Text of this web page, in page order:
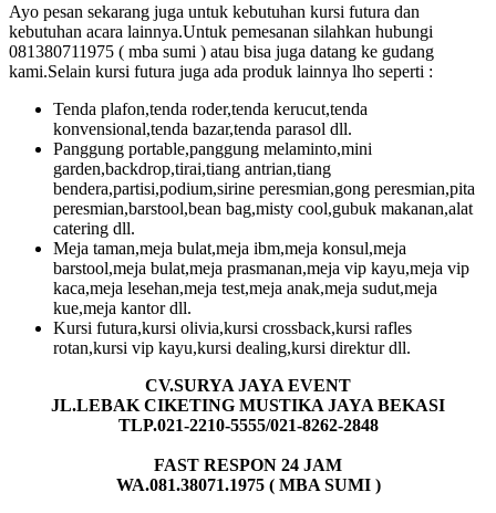
Ayo pesan sekarang juga untuk kebutuhan kursi futura dan
kebutuhan acara lainnya.Untuk pemesanan silahkan hubungi
081380711975 ( mba sumi ) atau bisa juga datang ke gudang
kami.Selain kursi futura juga ada produk lainnya lho seperti :
Tenda plafon,tenda roder,tenda kerucut,tenda
konvensional,tenda bazar,tenda parasol dll.
Panggung portable,panggung melaminto,mini
garden,backdrop,tirai,tiang antrian,tiang
bendera,partisi,podium,sirine peresmian,gong peresmian,pita
peresmian,barstool,bean bag,misty cool,gubuk makanan,alat
catering dll.
Meja taman,meja bulat,meja ibm,meja konsul,meja
barstool,meja bulat,meja prasmanan,meja vip kayu,meja vip
kaca,meja lesehan,meja test,meja anak,meja sudut,meja
kue,meja kantor dll.
Kursi futura,kursi olivia,kursi crossback,kursi rafles
rotan,kursi vip kayu,kursi dealing,kursi direktur dll.
CV.SURYA JAYA EVENT
JL.LEBAK CIKETING MUSTIKA JAYA BEKASI
TLP.021-2210-5555/021-8262-2848
FAST RESPON 24 JAM
WA.081.38071.1975 ( MBA SUMI )